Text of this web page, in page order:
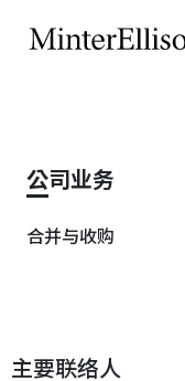
公司业务
合并与收购
主要联络人